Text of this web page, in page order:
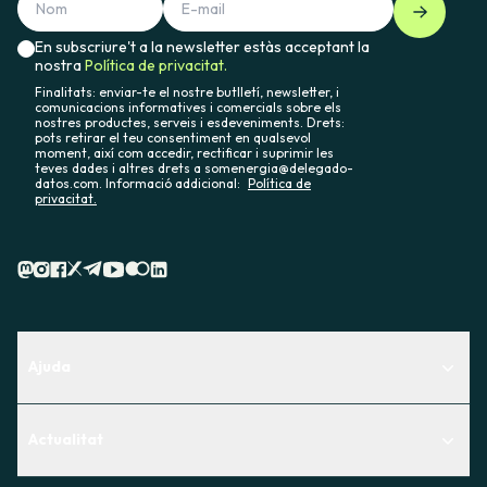
En subscriure't a la newsletter estàs acceptant la
nostraPolítica de privacitat.
Finalitats: enviar-te el nostre butlletí, newsletter, i
comunicacions informatives i comercials sobre els
nostres productes, serveis i esdeveniments. Drets:
pots retirar el teu consentiment en qualsevol
moment, així com accedir, rectificar i suprimir les
teves dades i altres drets a somenergia@delegado-
datos.com. Informació addicional: Política de
privacitat.